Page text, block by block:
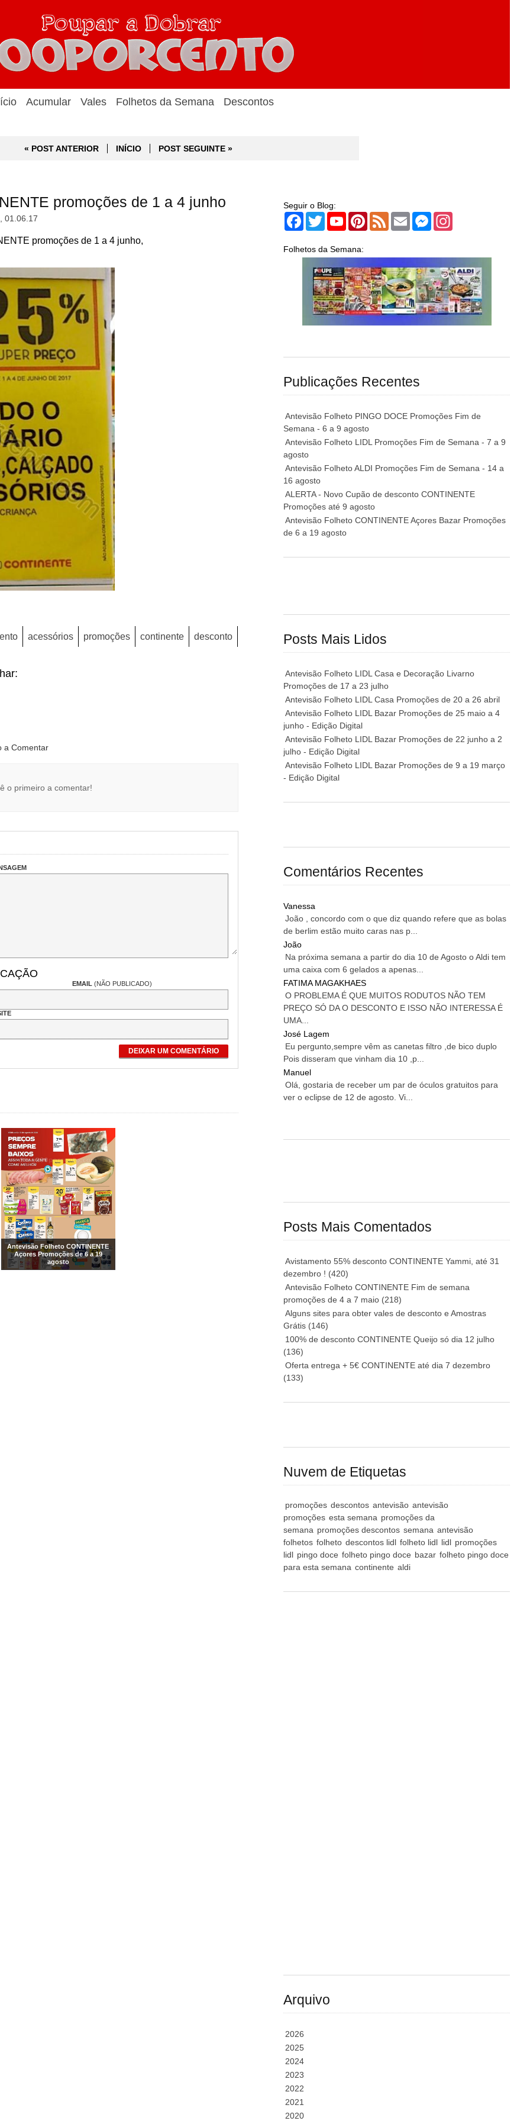
Acumular Vales Folhetos da Semana Descontos
« POST ANTERIOR INÍCIO POST SEGUINTE »
promoções de 1 a 4 junho
01.06.17
promoções de 1 a 4 junho,
acessórios promoções continente
desconto
a Comentar
o primeiro a comentar!
EMAIL(NÃO PUBLICADO)
DEIXAR UM COMENTÁRIO
Antevisão Folheto CONTINENTE
Açores Promoções de 6 a 19
agosto
Seguir o Blog:
Facebook
TwitterYouTubePinterest
Feed Email Messenger
Folhetos da Semana:
Publicações Recentes
Antevisão Folheto PINGO DOCE Promoções Fim de
Semana - 6 a 9 agosto
Antevisão Folheto LIDL Promoções Fim de Semana - 7 a 9
agosto
Antevisão Folheto ALDI Promoções Fim de Semana - 14 a
16 agosto
ALERTA - Novo Cupão de desconto CONTINENTE
Promoções até 9 agosto
Antevisão Folheto CONTINENTE Açores Bazar Promoções
de 6 a 19 agosto
Posts Mais Lidos
Antevisão Folheto LIDL Casa e Decoração Livarno
Promoções de 17 a 23 julho
Antevisão Folheto LIDL Casa Promoções de 20 a 26 abril
Antevisão Folheto LIDL Bazar Promoções de 25 maio a 4
junho - Edição Digital
Antevisão Folheto LIDL Bazar Promoções de 22 junho a 2
julho - Edição Digital
Antevisão Folheto LIDL Bazar Promoções de 9 a 19 março
- Edição Digital
Comentários Recentes
Vanessa
João , concordo com o que diz quando refere que as bolas
de berlim estão muito caras nas p...
João
Na próxima semana a partir do dia 10 de Agosto o Aldi tem
uma caixa com 6 gelados a apenas...
FATIMA MAGAKHAES
O PROBLEMA É QUE MUITOS RODUTOS NÃO TEM
PREÇO SÓ DA O DESCONTO E ISSO NÃO INTERESSA É
UMA...
José Lagem
Eu pergunto,sempre vêm as canetas filtro ,de bico duplo
Pois disseram que vinham dia 10 ,p...
Manuel
Olá, gostaria de receber um par de óculos gratuitos para
ver o eclipse de 12 de agosto. Vi...
Posts Mais Comentados
Avistamento 55% desconto CONTINENTE Yammi, até 31
dezembro ! (420)
Antevisão Folheto CONTINENTE Fim de semana
promoções de 4 a 7 maio (218)
Alguns sites para obter vales de desconto e Amostras
Grátis (146)
100% de desconto CONTINENTE Queijo só dia 12 julho
(136)
Oferta entrega + 5€ CONTINENTE até dia 7 dezembro
(133)
Nuvem de Etiquetas
promoções descontos antevisão antevisão
promoções esta semana promoções da
semana promoções descontos semana antevisão
folhetos folheto descontos lidl folheto lidl lidl promoções
lidl pingo doce folheto pingo doce bazar folheto pingo doce
para esta semana continente aldi
Arquivo
2026
2025
2024
2023
2022
2021
2020